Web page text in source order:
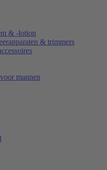
& -lotion
& trimmers
mannen